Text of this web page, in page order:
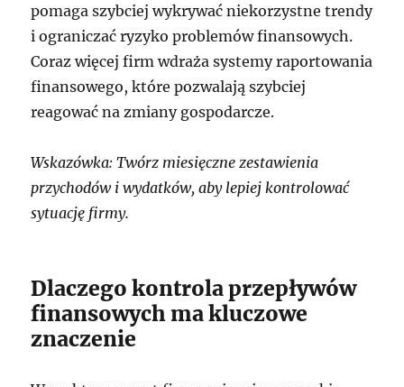
pomaga szybciej wykrywać niekorzystne trendy
i ograniczać ryzyko problemów finansowych.
Coraz więcej firm wdraża systemy raportowania
finansowego, które pozwalają szybciej
reagować na zmiany gospodarcze.
Wskazówka: Twórz miesięczne zestawienia
przychodów i wydatków, aby lepiej kontrolować
sytuację firmy.
Dlaczego kontrola przepływów
finansowych ma kluczowe
znaczenie